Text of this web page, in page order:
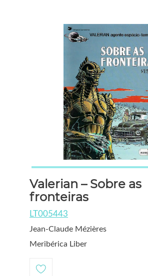
Valerian – Sobre as
fronteiras
LT005443
Jean-Claude Mézières
Meribérica Liber